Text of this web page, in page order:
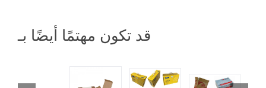
قد تكون مهتمًا أيضًا بـ